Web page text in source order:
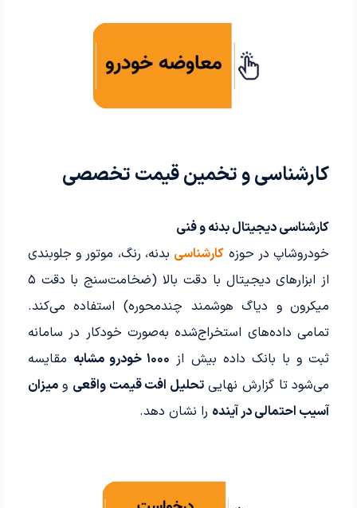
کارشناسی و تخمین قیمت تخصصی
کارشناسی دیجیتال بدنه و فنی
خودروشاپ در حوزه کارشناسی بدنه، رنگ، موتور و جلوبندی
از ابزارهای دیجیتال با دقت بالا (ضخامت‌سنج با دقت ۵
میکرون و دیاگ هوشمند چندمحوره) استفاده می‌کند.
تمامی داده‌های استخراج‌شده به‌صورت خودکار در سامانه
ثبت و با بانک داده بیش از ۱۰۰۰ خودرو مشابه
مقایسه
می‌شود تا گزارش نهاییتحلیل افت قیمت واقعی ومیزان
آسیب احتمالی در آینده را نشان دهد.